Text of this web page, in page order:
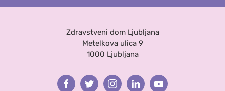
Zdravstveni dom Ljubljana
Metelkova ulica 9
1000 Ljubljana
FacebookTwitterInstagramLinkedinYoutube